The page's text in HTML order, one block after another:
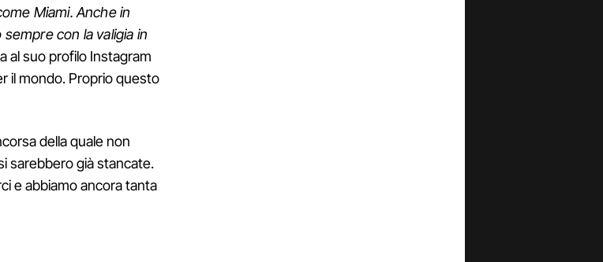
Miami. Anche in
con la valigia in
al suo profilo Instagram
il mondo. Proprio questo
della quale non
sarebbero già stancate.
e abbiamo ancora tanta